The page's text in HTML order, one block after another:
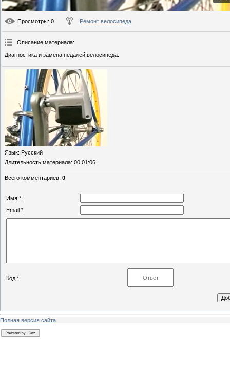
Просмотры: 0 Ремонт велосипеда
Описание материала:
Диагностика и замена педалей велосипеда.
Язык: Русский
Длительность материала: 00:01:06
Всего комментариев: 0
Имя *:
Email *:
Код *:
Полная версия сайта